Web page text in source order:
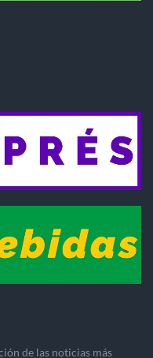
de las noticias más